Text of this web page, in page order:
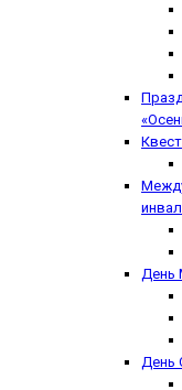
Квест
День
День